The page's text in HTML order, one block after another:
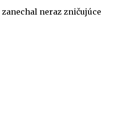
neraz zničujúce